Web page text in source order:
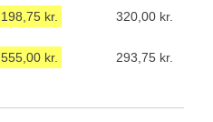
198,75 kr. 320,00 kr.
555,00 kr. 293,75 kr.